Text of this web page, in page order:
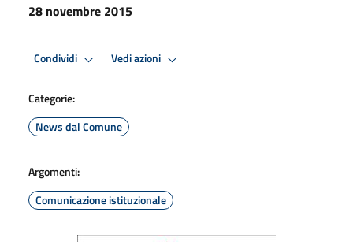
28 novembre 2015
Condividi Vedi azioni
Categorie:
News dal Comune
Argomenti:
Comunicazione istituzionale